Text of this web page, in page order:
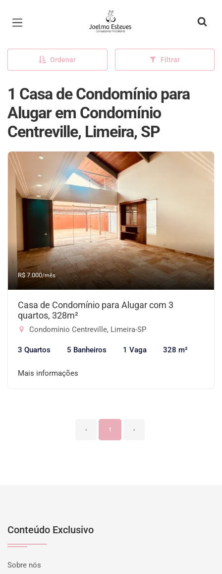
Página inicial
Ordenar Filtrar
1 Casa de Condomínio para
Alugar em Condomínio
Centreville, Limeira, SP
R$ 7.000/mês
Casa de Condomínio para Alugar com 3
quartos, 328m²
Condomínio Centreville, Limeira-SP
3 Quartos 5 Banheiros 1 Vaga 328 m²
Mais informações
‹ 1 ›
Conteúdo Exclusivo
Sobre nós